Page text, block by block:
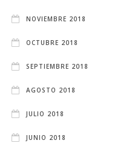
NOVIEMBRE 2018
OCTUBRE 2018
SEPTIEMBRE 2018
AGOSTO 2018
JULIO 2018
JUNIO 2018